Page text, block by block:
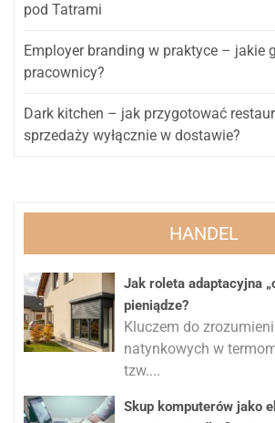
pod Tatrami
Employer branding w praktyce – jakie
pracownicy?
Dark kitchen – jak przygotować
sprzedaży wyłącznie w dostawie?
HANDEL
Jak roleta adaptacyjna
pieniądze?
Kluczem do
natynkowych w
tzw....
Skup komputerów jako